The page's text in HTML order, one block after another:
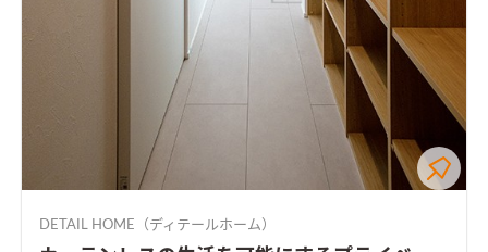
DETAIL HOME（ディテールホーム）